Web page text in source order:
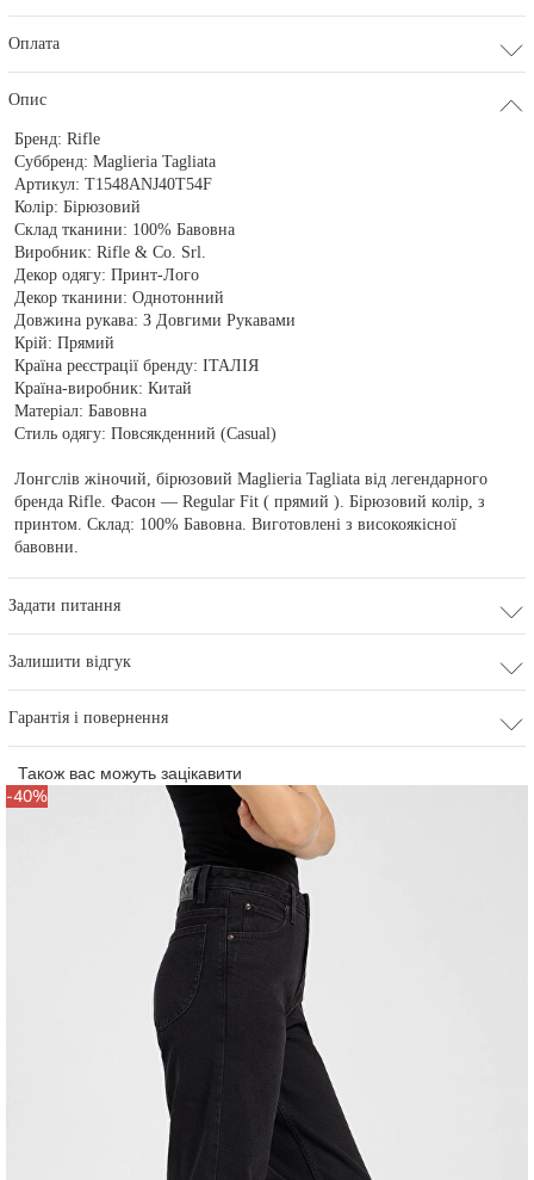
Оплата
Опис
Бренд:Rifle
Суббренд:Maglieria Tagliata
Артикул:T1548ANJ40T54F
Колір:Бірюзовий
Склад тканини: 100% Бавовна
Виробник:Rifle & Co. Srl.
Декор одягу:Принт-Лого
Декор тканини:Однотонний
Довжина рукава:З Довгими Рукавами
Крій:Прямий
Країна реєстрації бренду:ІТАЛІЯ
Країна-виробник:Китай
Матеріал:Бавовна
Стиль одягу:Повсякденний (Casual)
Лонгслів жіночий, бірюзовий Maglieria Tagliata від легендарного
бренда Rifle. Фасон — Regular Fit ( прямий ). Бірюзовий колір, з
принтом. Склад: 100% Бавовна. Виготовлені з високоякісної
бавовни.
Задати питання
Залишити відгук
Гарантія і повернення
Також вас можуть зацікавити
-40%